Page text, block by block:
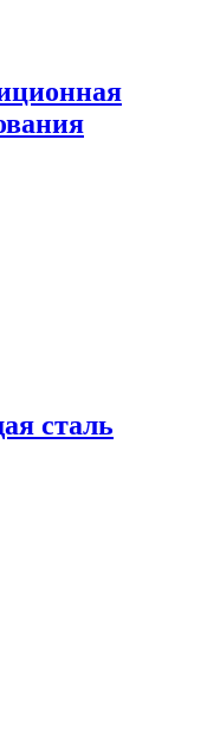
сталь